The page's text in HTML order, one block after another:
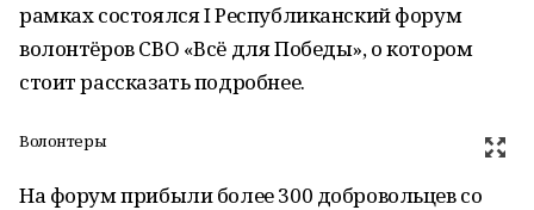
рамках состоялся I Республиканский форум
волонтёров СВО «Всё для Победы», о котором
стоит рассказать подробнее.
Волонтеры
На форум прибыли более 300 добровольцев со